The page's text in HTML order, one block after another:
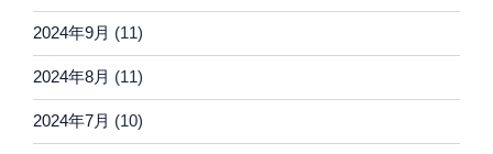
2024年9月 (11)
2024年8月 (11)
2024年7月 (10)